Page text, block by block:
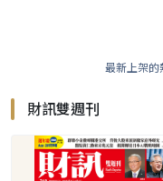
最新上架的
財訊雙週刊